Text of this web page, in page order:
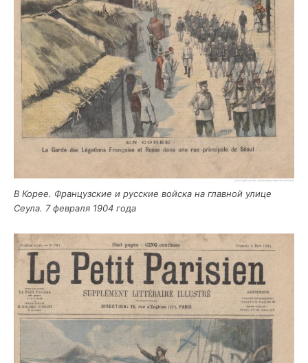
В Корее. Фран­цуз­ские и рус­ские вой­ска на глав­ной ули­це
Сеула. 7 фев­ра­ля 1904 года